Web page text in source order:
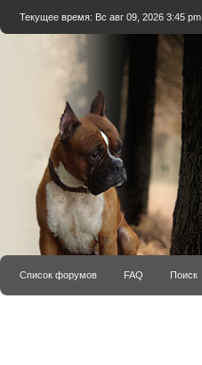
Текущее время: Вс авг 09, 2026 3:45 pm
Список форумов FAQ Поиск